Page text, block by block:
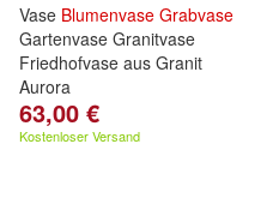
Vase Blumenvase Grabvase
Gartenvase Granitvase
Friedhofvase aus Granit
Aurora
63,00 €
Kostenloser Versand